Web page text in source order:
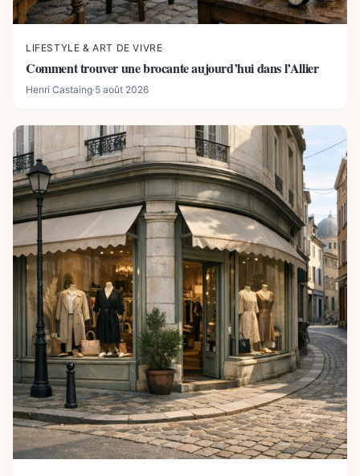
LIFESTYLE & ART DE VIVRE
Comment trouver une brocante aujourd’hui dans l’Allier
Henri Castaing·5 août 2026